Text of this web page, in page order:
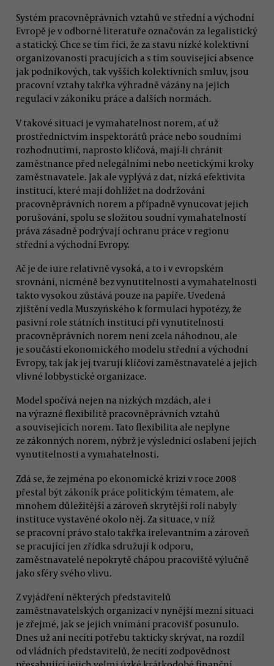
Systém pracovněprávních vztahů ve střední a východní
Evropě je v odborné literatuře označován za legalistický
a statický. Chce se tím říci, že za stavu nízké kolektivní
organizovanosti pracujících a s tím související absence
jak podnikových, tak vyšších kolektivních smluv, jsou
pracovní vztahy takřka výhradně vázány na jejich
regulaci v zákoníku práce a dalších normách.
V takové situaci je vymahatelnost norem, ať už
prostřednictvím inspektorátů práce nebo soudními
rozhodnutími, naprosto klíčová, mají-li chránit
zaměstnance před nelegálními nebo neetickými kroky
zaměstnavatele. Jak ale vyplývá z dat, nízká efektivita
institucí, které mají dohlížet na dodržování
pracovněprávních norem a případně vynucovat jejich
porušování, spolu se složitou soudní vymahatelností
práva zásadně podrývají ochranu práce v regionu
střední a východní Evropy.
Ač je de iure relativně vysoká, a to i v evropském
srovnání, nicméně bez vynutitelnosti a vymahatelnosti
takto vysokou zůstává pouze na papíře. Uvedená
zjištění vedla Muszyńského k formulaci hypotézy, že
pasivní role státních institucí při vynutitelnosti
pracovněprávních norem není zcela náhodnou, ale
je součástí ekonomického modelu střední a východní
Evropy, tak jak jej tvarují klíčoví zaměstnavatelé a jejich
vlivné lobbystické organizace.
Model spočívá nejen na nízkých mzdách, ale i
na výrazné flexibilitě pracovněprávních vztahů
a souvisejících norem. Tato flexibilita ale neplyne
ze zákonných norem, nýbrž je výslednicí oslabení jejich
vynutitelnosti a vymahatelnosti.
Zdá se, že zejména po ekonomické krizi v roce 2008
přestal být zákoník práce politickým tématem, ale
mnohem důležitější a zároveň skrytější roli nabyly
instituce vystavěné okolo něj. Za situace, v níž
se pracovní právo stalo takřka irelevantním a zároveň
se pracující jen zřídka sdružují k odporu,
zaměstnavatelé nepokrytě chápou pracoviště výlučně
jako sféry svého vlivu.
Z vyjádření některých představitelů
zaměstnavatelských organizací v nynější mezní situaci
je zřejmé, jak se jejich vnímání pracovišť posunulo.
Dnes už ani necítí potřebu takticky skrývat, na rozdíl
od vládních představitelů, že necítí zodpovědnost